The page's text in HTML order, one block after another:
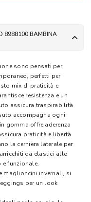
8988100 BAMBINA
sono pensati per
perfetti per
mix di praticità e
resistenza e un
assicura traspirabilità
accompagna ogni
gomma offre aderenza
praticità e libertà
la cerniera laterale per
da elastici alle
e funzionale.
maglioncini invernali, si
per un look